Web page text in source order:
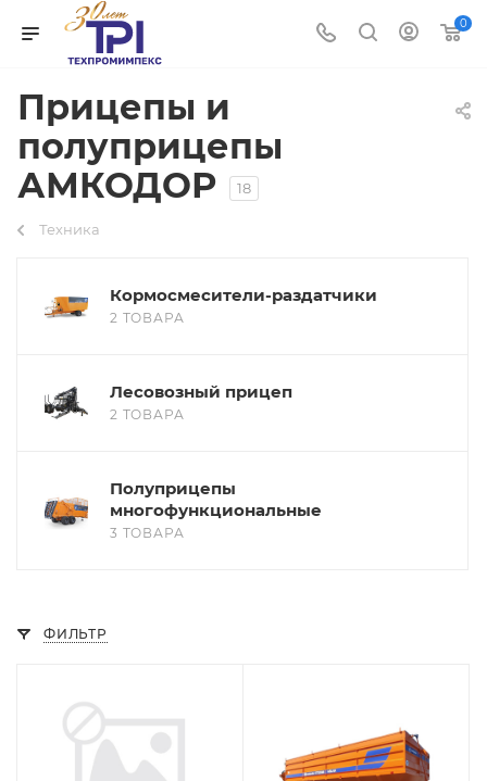
0
Прицепы и
полуприцепы
АМКОДОР
18
Техника
Кормосмесители-раздатчики
2 ТОВАРА
Лесовозный прицеп
2 ТОВАРА
Полуприцепы
многофункциональные
3 ТОВАРА
ФИЛЬТР